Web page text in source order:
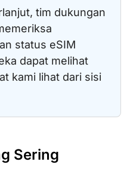
tim dukungan
status eSIM
dapat melihat
kami lihat dari sisi
Sering